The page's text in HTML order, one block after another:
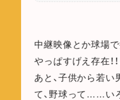
中継映像とか球場
やっぱすげえ存在
あと、子供から若
て、野球って……いろ